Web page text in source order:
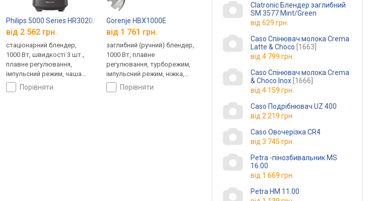
Philips 5000 Series HR3020/20
від 2 562 грн.
стаціонарний блендер,
1000 Вт, швидкості 3 шт.,
плавне регулювання,
імпульсний режим, чаша
1.5 л порівняти
Gorenje HBX1000E
від 1 761 грн.
заглибний (ручний) блендер,
1000 Вт, плавне
регулювання, турборежим,
імпульсний режим, ніжка,
віничок, ніж подрібнювача
порівняти
Bosch ErgoMixx MSM67170
заглибний (ручний) блендер,
750 Вт, швидкості 12 шт.,
турборежим, імпульсний
режим, ніжка, віничок, ніж
подрібнювача, ніж для
порівняти
овочерізка, 150 Вт,
шаткування /
штовхач
Clatronic Блендер заглибний
SM 3577 Mint/Green
від 629 грн.
Caso Спінювач молока Crema
Latte & Choco [1663]
від 4 799 грн.
Caso Спінювач молока Crema
& Choco Inox [1666]
від 4 159 грн.
Caso Подрібнювач UZ 400
від 2 219 грн.
Caso Овочерізка CR4
від 3 745 грн.
Petra -пінозбивальник MS
16.00
від 1 669 грн.
Petra HM 11.00